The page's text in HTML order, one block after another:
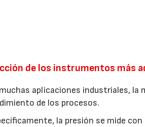
de los instrumentos más
aplicaciones industriales, la
de los procesos.
la presión se mide